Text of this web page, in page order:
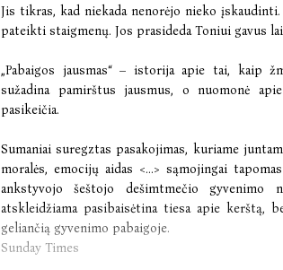
Jis tikras, kad niekada nenorėjo nieko
pateikti staigmenų. Jos prasideda Toniui gavus
„Pabaigos jausmas“ – istorija apie tai, kaip
sužadina pamirštus jausmus, o nuomonė
pasikeičia.
Sumaniai suregztas pasakojimas, kuriame
moralės, emocijų aidas <...> sąmojingai
ankstyvojo šeštojo dešimtmečio
atskleidžiama pasibaisėtina tiesa apie kerštą,
geliančią gyvenimo pabaigoje.
Sunday Times